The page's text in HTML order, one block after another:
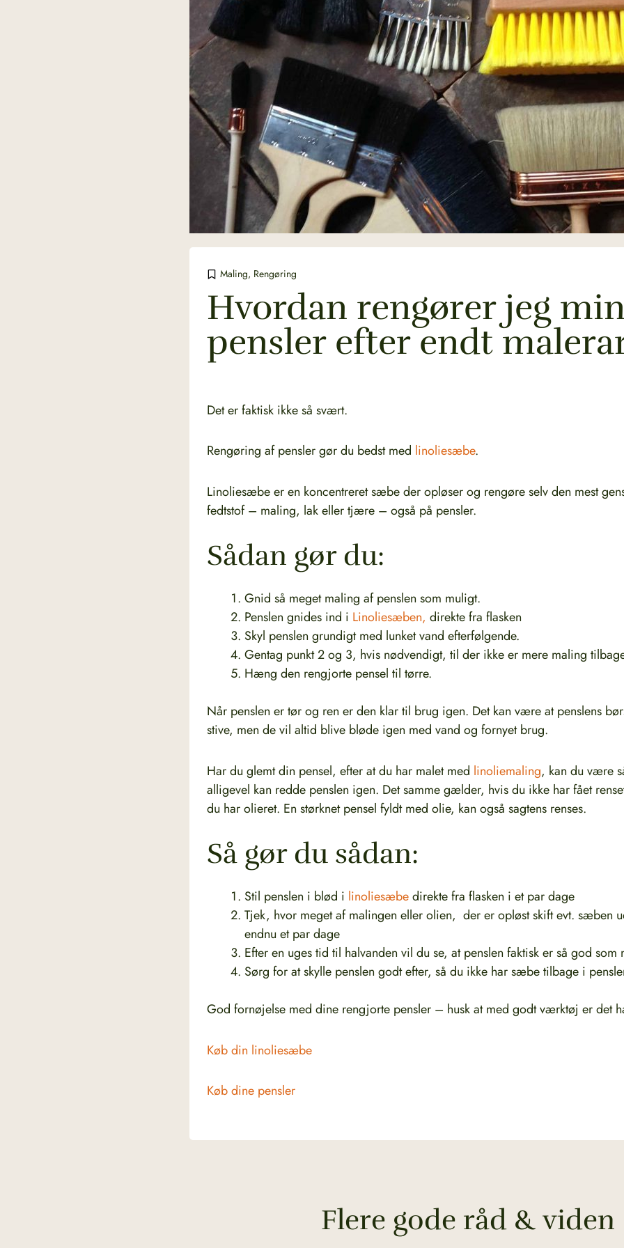
Maling, Rengøring
Hvordan rengører jeg
pensler efter endt
Det er faktisk ikke så svært.
Rengøring af pensler gør du bedst med linoliesæbe.
Linoliesæbe er en koncentreret sæbe der opløser og rengøre selv den mest
fedtstof – maling, lak eller tjære – også på pensler.
Sådan gør du:
Gnid så meget maling af penslen som muligt.
Penslen gnides ind i Linoliesæben, direkte fra flasken
Skyl penslen grundigt med lunket vand efterfølgende.
Gentag punkt 2 og 3, hvis nødvendigt, til der ikke er mere maling
Hæng den rengjorte pensel til tørre.
Når penslen er tør og ren er den klar til brug igen. Det kan være at penslens
stive, men de vil altid blive bløde igen med vand og fornyet brug.
Har du glemt din pensel, efter at du har malet med linoliemaling, kan du være
alligevel kan redde penslen igen. Det samme gælder, hvis du ikke har fået
du har olieret. En størknet pensel fyldt med olie, kan også sagtens renses.
Så gør du sådan:
Stil penslen i blød i linoliesæbedirekte fra flasken i et par dage
Tjek, hvor meget af malingen eller olien, der er opløst skift evt. sæben
endnu et par dage
Efter en uges tid til halvanden vil du se, at penslen faktisk er så god som
Sørg for at skylle penslen godt efter, så du ikke har sæbe tilbage i
God fornøjelse med dine rengjorte pensler – husk at med godt værktøj er det
Køb din linoliesæbe
Køb dine pensler
Flere gode råd & viden